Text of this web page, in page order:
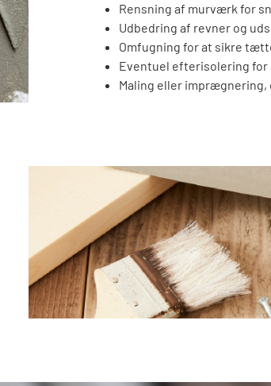
Rensning af murværk for
Udbedring af revner og
Omfugning for at sikre
Eventuel efterisolering
Maling eller